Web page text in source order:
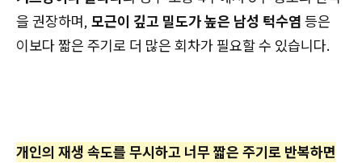
을 권장하며, 모근이 깊고 밀도가 높은 남성 턱수염 등은
이보다 짧은 주기로 더 많은 회차가 필요할 수 있습니다.
개인의 재생 속도를 무시하고 너무 짧은 주기로 반복하면